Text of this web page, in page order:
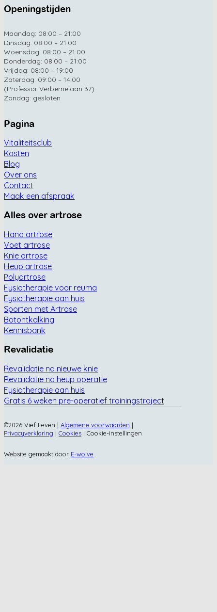
Openingstijden
Maandag: 08:00 – 21:00
Dinsdag: 08:00 – 21:00
Woensdag: 08:00 – 21:00
Donderdag: 08:00 – 21:00
Vrijdag: 08:00 – 19:00
Zaterdag: 09:00 – 14:00
(Professor Verbernelaan 37)
Zondag: gesloten
Pagina
Vitaliteitsclub
Kosten
Blog
Over ons
Contact
Maak een afspraak
Alles over artrose
Hand artrose
Voet artrose
Knie artrose
Heup artrose
Polyartrose
Fysiotherapie voor reuma
Fysiotherapie aan huis
Sporten met Artrose
Botontkalking
Kennisbank
Revalidatie
Revalidatie na nieuwe knie
Revalidatie na heup operatie
Fysiotherapie aan huis
Gratis 6 weken pre-operatief trainingstraject
©2026 Vief Leven | Algemene voorwaarden |
Privacyverklaring | Cookies | Cookie-instellingen
Website gemaakt door E-wolve